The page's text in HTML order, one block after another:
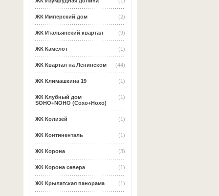
(2)
ЖК Имперский дом
(9)
ЖК Итальянский квартал
(1)
ЖК Камелот
(44)
ЖК Квартал на Ленинском
(1)
ЖК Климашкина 19
(1)
ЖК Клубный дом
SOHO+NOHO (Сохо+Нохо)
(1)
ЖК Колизей
(1)
ЖК Континенталь
(3)
ЖК Корона
(1)
ЖК Корона севера
(1)
ЖК Крылатская панорама